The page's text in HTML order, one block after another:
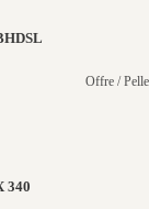
Offre /
340